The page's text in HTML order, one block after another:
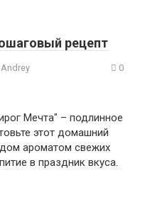
рецепт
Andrey 0
Мечта" – подлинное
этот домашний
ароматом свежих
в праздник вкуса.